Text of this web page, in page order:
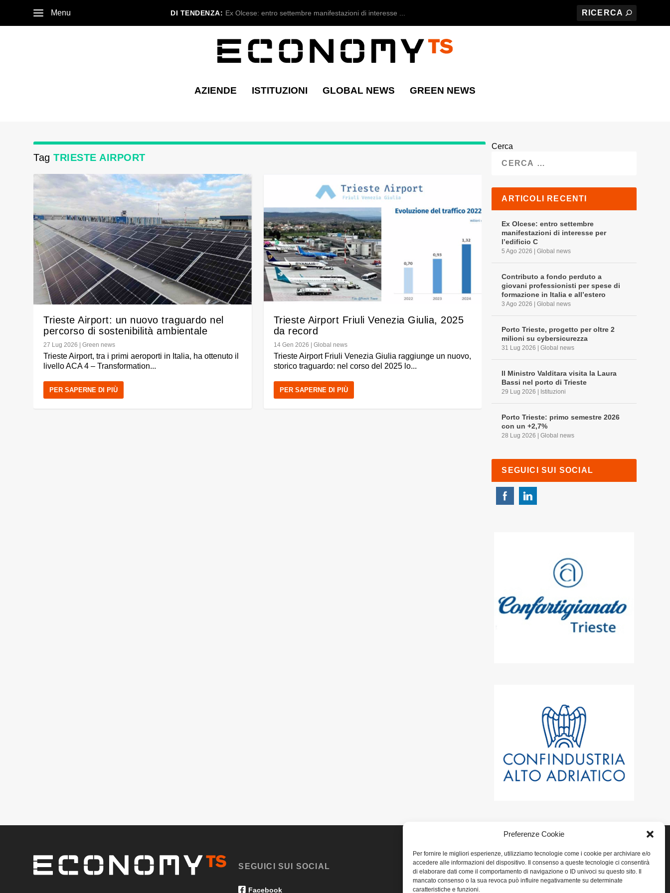
Preferenze Cookie
Per fornire le migliori esperienze, utilizziamo tecnologie come i cookie per archiviare e/o
accedere alle informazioni del dispositivo. Il consenso a queste tecnologie ci consentirà
di elaborare dati come il comportamento di navigazione o ID univoci su questo sito. Il
mancato consenso o la sua revoca può influire negativamente su determinate
caratteristiche e funzioni.
Menu DI TENDENZA: Ex Olcese: entro settembre manifestazioni di interesse ...
AZIENDE ISTITUZIONI GLOBAL NEWS GREEN NEWS
TagTRIESTE AIRPORT
Trieste Airport: un nuovo traguardo nel
percorso di sostenibilità ambientale
27 Lug 2026 |Green news
Trieste Airport, tra i primi aeroporti in Italia, ha ottenuto il
livello ACA 4 – Transformation...
PER SAPERNE DI PIÙ
Trieste Airport Friuli Venezia Giulia, 2025
da record
14 Gen 2026 Global news
Trieste Airport Friuli Venezia Giulia raggiunge un nuovo,
storico traguardo: nel corso del 2025 lo...
PER SAPERNE DI PIÙ
Cerca
ARTICOLI RECENTI
Ex Olcese: entro settembre
manifestazioni di interesse per
l’edificio C
5 Ago 2026 |Global news
Contributo a fondo perduto a
giovani professionisti per spese di
formazione in Italia e all’estero
3 Ago 2026 |Global news
Porto Trieste, progetto per oltre 2
milioni su cybersicurezza
31 Lug 2026 |Global news
Il Ministro Valditara visita la Laura
Bassi nel porto di Trieste
29 Lug 2026 Istituzioni
Porto Trieste: primo semestre 2026
con un +2,7%
28 Lug 2026 |Global news
SEGUICI SUI SOCIAL
SEGUICI SUI SOCIAL
Facebook
LINK UTILI
Home